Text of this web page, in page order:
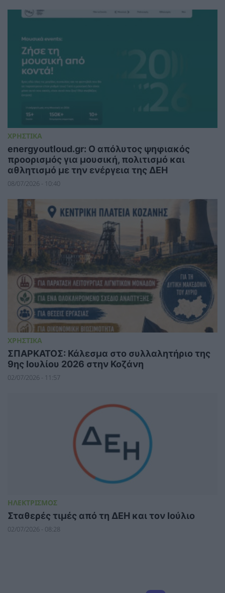
ΧΡΗΣΤΙΚΑ
energyoutloud.gr: Ο απόλυτος ψηφιακός
προορισμός για μουσική, πολιτισμό και
αθλητισμό με την ενέργεια της ΔΕΗ
08/07/2026 - 10:40
ΧΡΗΣΤΙΚΑ
ΣΠΑΡΚΑΤΟΣ: Κάλεσμα στο συλλαλητήριο της
9ης Ιουλίου 2026 στην Κοζάνη
02/07/2026 - 11:57
ΗΛΕΚΤΡΙΣΜΟΣ
Σταθερές τιμές από τη ΔΕΗ και τον Ιούλιο
02/07/2026 - 08:28